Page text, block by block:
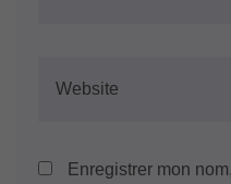
Enregistrer mon